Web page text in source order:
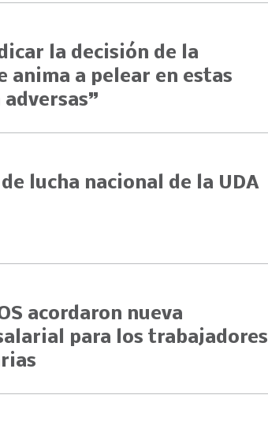
la decisión de la
anima a pelear en estas
lucha nacional de la UDA
acordaron nueva
para los trabajadores